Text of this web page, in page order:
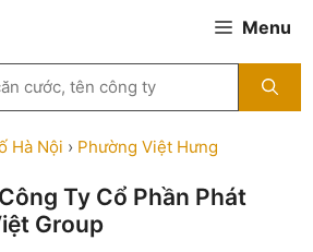
Menu
Hà Nội › Phường Việt Hưng
Ty Cổ Phần Phát
Group